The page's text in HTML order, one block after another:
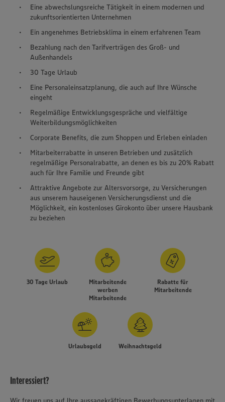
Eine abwechslungsreiche Tätigkeit in einem modernen und
zukunftsorientierten Unternehmen
Ein angenehmes Betriebsklima in einem erfahrenen Team
Bezahlung nach den Tarifverträgen des Groß- und
Außenhandels
30 Tage Urlaub
Eine Personaleinsatzplanung, die auch auf Ihre Wünsche
eingeht
Regelmäßige Entwicklungsgespräche und vielfältige
Weiterbildungsmöglichkeiten
Corporate Benefits, die zum Shoppen und Erleben einladen
Mitarbeiterrabatte in unseren Betrieben und zusätzlich
regelmäßige Personalrabatte, an denen es bis zu 20% Rabatt
auch für Ihre Familie und Freunde gibt
Attraktive Angebote zur Altersvorsorge, zu Versicherungen
aus unserem hauseigenen Versicherungsdienst und die
Möglichkeit, ein kostenloses Girokonto über unsere Hausbank
zu beziehen
30 Tage Urlaub
Mitarbeitende
werben
Mitarbeitende
Rabatte für
Mitarbeitende
Urlaubsgeld Weihnachtsgeld
Interessiert?